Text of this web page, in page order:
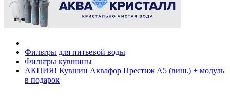
Фильтры для питьевой воды
Фильтры кувшины
АКЦИЯ! Кувшин Аквафор Престиж А5 (виш.) + модуль
в подарок